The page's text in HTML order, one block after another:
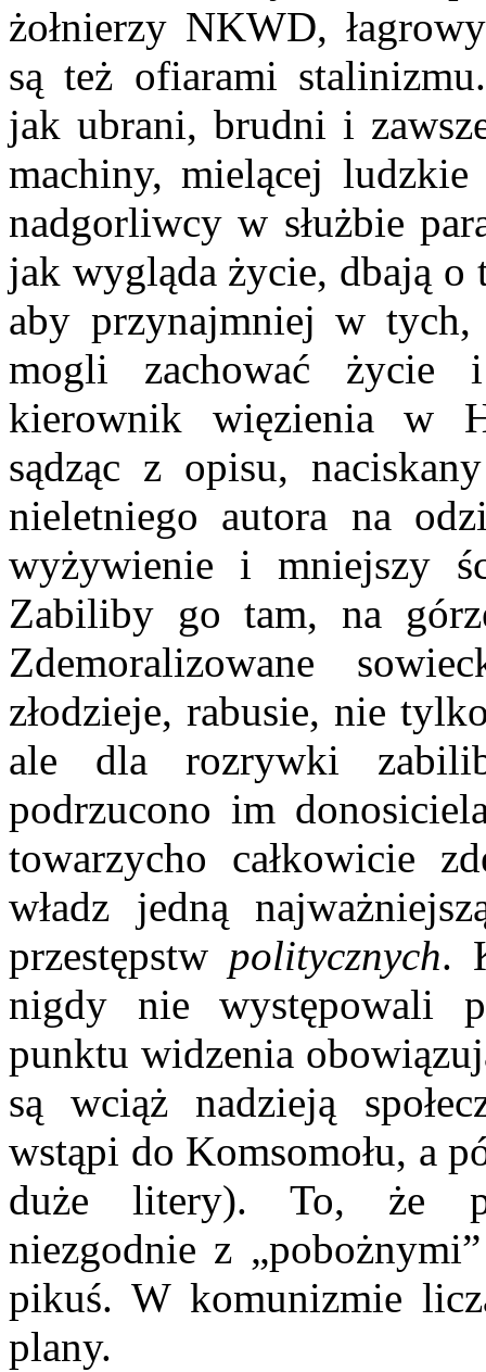
żołnierzy NKWD,
są też ofiarami
jak ubrani, brudni i
machiny, mielącej
nadgorliwcy w służbie
jak wygląda życie, dbają o
aby przynajmniej w tych,
mogli zachować życie
kierownik więzienia w
sądząc z opisu,
nieletniego autora na
wyżywienie i mniejszy
Zabiliby go tam, na
Zdemoralizowane
złodzieje, rabusie, nie
ale dla rozrywki
podrzucono im
towarzycho całkowicie
władz jedną
przestępstw politycznych.
nigdy nie występowali
punktu widzenia
są wciąż nadzieją
wstąpi do Komsomołu, a
duże litery). To, że
niezgodnie z
pikuś. W komunizmie
plany.